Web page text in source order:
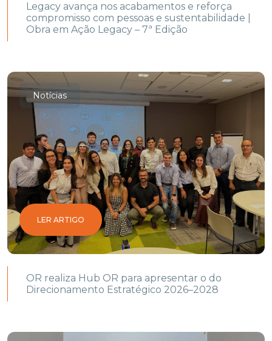
Legacy avança nos acabamentos e reforça
compromisso com pessoas e sustentabilidade |
Obra em Ação Legacy – 7ª Edição
Notícias
LER ARTIGO
OR realiza Hub OR para apresentar o do
Direcionamento Estratégico 2026–2028